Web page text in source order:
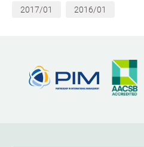
2017/01 2016/01